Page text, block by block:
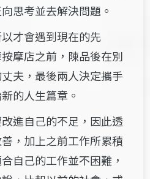
思考並去解決問題。
以才會遇到現在的先
摩店之前，陳品後在別
夫，最後兩人決定攜手
的人生篇章。
進自己的不足，因此透
，加上之前工作所累積
自己的工作並不困難，